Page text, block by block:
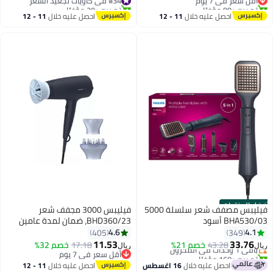
تم بيع +80 مؤخرًا
#27 في مجففات الشعر احصل عليه خلال 11 - 12
تم بيع +20 مؤخرًا
#34 في كاويات تجعيد الشعر احصل عليه خلال 11 - 12
أفضل المنتجات فيليبس مصفف شعر سلسلة 5000
BHA530/03 أسود
4.1
349
ريال33.76
43.28خصم 21%
#10 في كاويات تجعيد الشعر
باقي 1 وحدات في المخزون
تم بيع +160 مؤخرًا
#10 في كاويات تجعيد الشعر احصل عليه خلال16 اغسطس
فيليبس 3000 مجفف شعر
BHD360/23، ضمان لمدة عامين
4.6
405
ريال11.53
17.18خصم 32%
أقل سعر في 7 يوم
أقل سعر في 7 يوماحصل عليه خلال 11 - 12